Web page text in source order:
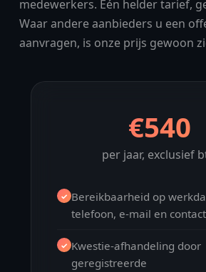
medewerkers. Eén helder tarief,
Waar andere aanbieders u een
aanvragen, is onze prijs gewoon
€540
per jaar, exclusief
✓ Bereikbaarheid op
telefoon, e-mail en
✓ Kwestie-afhandeling door
geregistreerde